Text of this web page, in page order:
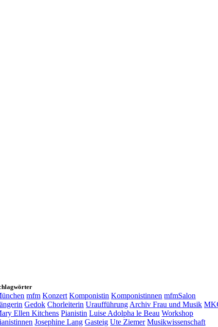
mfm Konzert Komponistin Komponistinnen mfmSalon
Gedok Chorleiterin Uraufführung Archiv Frau und Musik
Ellen Kitchens Pianistin Luise Adolpha le Beau Workshop
Josephine Lang Gasteig Ute Ziemer Musikwissenschaft